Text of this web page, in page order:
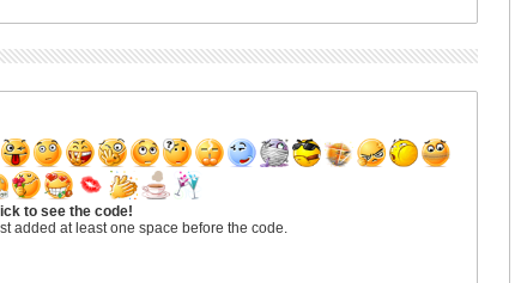
to see the code!
added at least one space before the code.